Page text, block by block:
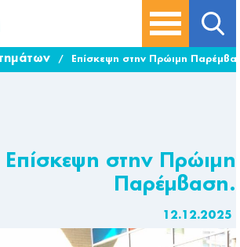
/ Επίσκεψη στην Πρώιμη
Επίσκεψη στην Πρώιμη
Παρέμβαση.
12.12.2025